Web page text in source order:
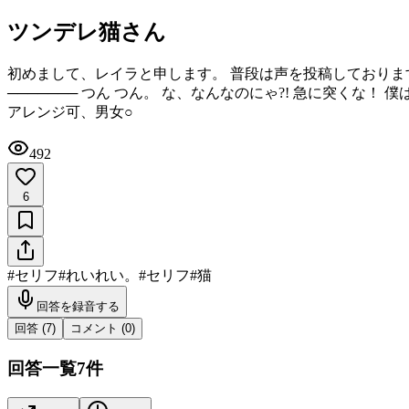
ツンデレ猫さん
初めまして、レイラと申します。 普段は声を投稿しており
─────── つん つん。 な、なんなのにゃ?! 急に突くな！
アレンジ可、男女○
492
6
#セリフ#れいれい。 #セリフ#猫
回答を録音する
回答 (7) コメント (0)
回答一覧7件